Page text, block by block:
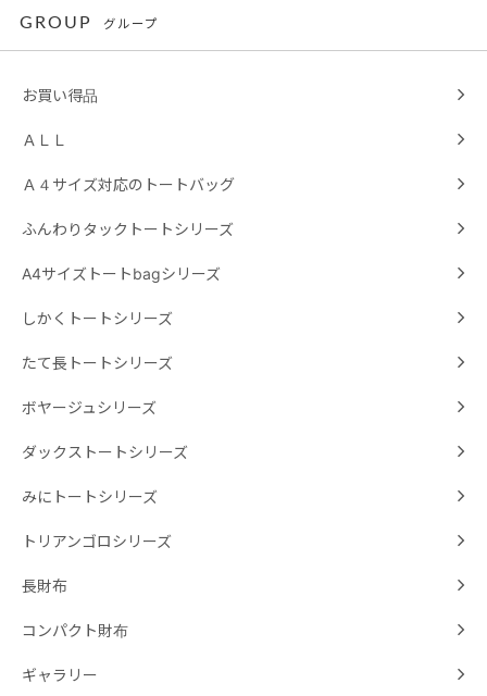
GROUP グループ
お買い得品
ＡＬＬ
Ａ４サイズ対応のトートバッグ
ふんわりタックトートシリーズ
A4サイズトートbagシリーズ
しかくトートシリーズ
たて長トートシリーズ
ボヤージュシリーズ
ダックストートシリーズ
みにトートシリーズ
トリアンゴロシリーズ
長財布
コンパクト財布
ギャラリー